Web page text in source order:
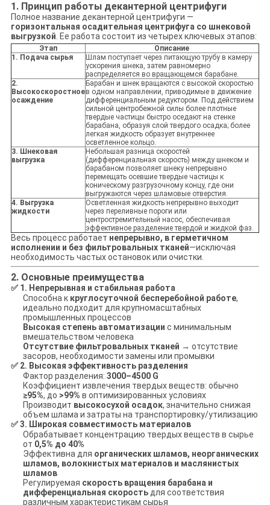
1. Принцип работы декантерной центрифуги
Полное название декантерной центрифуги —
горизонтальная осадительная центрифуга со шнековой
выгрузкой. Ее работа состоит из четырех ключевых этапов:
Этап
Описание
1. Подача сырья
Шлам поступает через питающую трубу в камеру
ускорения шнека, затем равномерно
распределяется во вращающемся барабане.
2.
Высокоскоростное
осаждение
Барабан и шнек вращаются с высокой скоростью
в одном направлении, приводимые в движение
дифференциальным редуктором. Под действием
сильной центробежной силы более плотные
твердые частицы быстро оседают на стенке
барабана, образуя слой твердого осадка; более
легкая жидкость образует внутреннее
осветленное кольцо.
3. Шнековая
выгрузка
Небольшая разница скоростей
(дифференциальная скорость) между шнеком и
барабаном позволяет шнеку непрерывно
перемещать осевшие твердые частицы к
коническому разгрузочному концу, где они
выгружаются через шламовые отверстия.
4. Выгрузка
жидкости
Осветленная жидкость непрерывно выходит
через переливные пороги или
центростремительный насос, обеспечивая
эффективное разделение твердой и жидкой фаз.
Весь процесс работает непрерывно, в герметичном
исполнении и без фильтровальных тканей—исключая
необходимость частых остановок или очистки.
2. Основные преимущества
✅ 1. Непрерывная и стабильная работа
Способна к круглосуточной бесперебойной работе,
идеально подходит для крупномасштабных
промышленных процессов
Высокая степень автоматизации с минимальным
вмешательством человека
Отсутствие фильтровальных тканей → отсутствие
засоров, необходимости замены или промывки
✅ 2. Высокая эффективность разделения
Фактор разделения: 3000–4500 G
Коэффициент извлечения твердых веществ: обычно
≥95%, до >99% в оптимизированных условиях
Производит высокосухой осадок, значительно снижая
объем шлама и затраты на транспортировку/утилизацию
✅3. Широкая совместимость материалов
Обрабатывает концентрацию твердых веществ в сырье
от 0,5% до 40%
Эффективна для органических шламов, неорганических
шламов, волокнистых материалов и маслянистых
шламов
Регулируемая скорость вращения барабана и
дифференциальная скоростьдля соответствия
различным характеристикам сырья